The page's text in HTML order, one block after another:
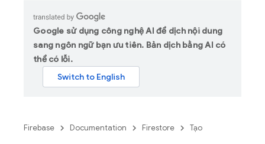
Google sử dụng công nghệ AI để dịch nội dung
sang ngôn ngữ bạn ưu tiên. Bản dịch bằng AI có
thể có lỗi.
Firebase Documentation Firestore Tạo